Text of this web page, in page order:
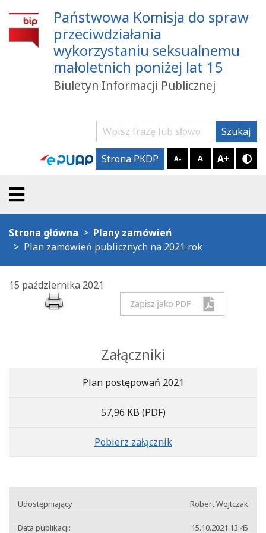
Państwowa Komisja do spraw
przeciwdziałania
wykorzystaniu seksualnemu
małoletnich poniżej lat 15
Biuletyn Informacji Publicznej
Szukaj Szukaj
Strona PKDP A- A A+
Strona główna
Plany zamówień
Plan zamówień publicznych na 2021 rok
15 października 2021
Załączniki
Plan postępowań 2021
57,96 KB (PDF)
Pobierz załącznik
Udostępniający Robert Wojtczak
Data publikacji: 15.10.2021 13:45